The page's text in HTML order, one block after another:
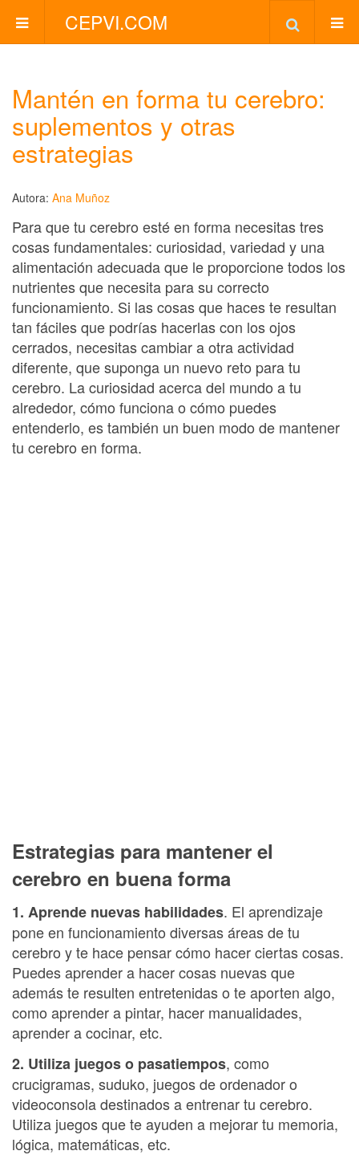
CEPVI.COM
Mantén en forma tu cerebro:
suplementos y otras
estrategias
Autora: Ana Muñoz
Para que tu cerebro esté en forma necesitas tres
cosas fundamentales: curiosidad, variedad y una
alimentación adecuada que le proporcione todos los
nutrientes que necesita para su correcto
funcionamiento. Si las cosas que haces te resultan
tan fáciles que podrías hacerlas con los ojos
cerrados, necesitas cambiar a otra actividad
diferente, que suponga un nuevo reto para tu
cerebro. La curiosidad acerca del mundo a tu
alrededor, cómo funciona o cómo puedes
entenderlo, es también un buen modo de mantener
tu cerebro en forma.
Estrategias para mantener el
cerebro en buena forma
1. Aprende nuevas habilidades. El aprendizaje
pone en funcionamiento diversas áreas de tu
cerebro y te hace pensar cómo hacer ciertas cosas.
Puedes aprender a hacer cosas nuevas que
además te resulten entretenidas o te aporten algo,
como aprender a pintar, hacer manualidades,
aprender a cocinar, etc.
2. Utiliza juegos o pasatiempos, como
crucigramas, suduko, juegos de ordenador o
videoconsola destinados a entrenar tu cerebro.
Utiliza juegos que te ayuden a mejorar tu memoria,
lógica, matemáticas, etc.